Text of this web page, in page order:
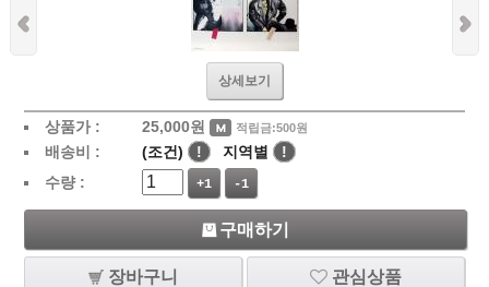
상세보기
상품가 : 25,000원 적립금:500원
배송비 : (조건) ! 지역별
!
수량 :
+1 -1
구매하기
장바구니 관심상품